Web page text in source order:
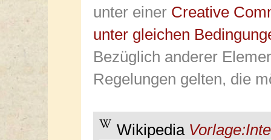
unter einer Creative
unter gleichen
Bezüglich anderer
Regelungen gelten, die
Wikipedia